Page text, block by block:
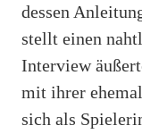
dessen
stellt einen
Interview
mit ihrer
sich als